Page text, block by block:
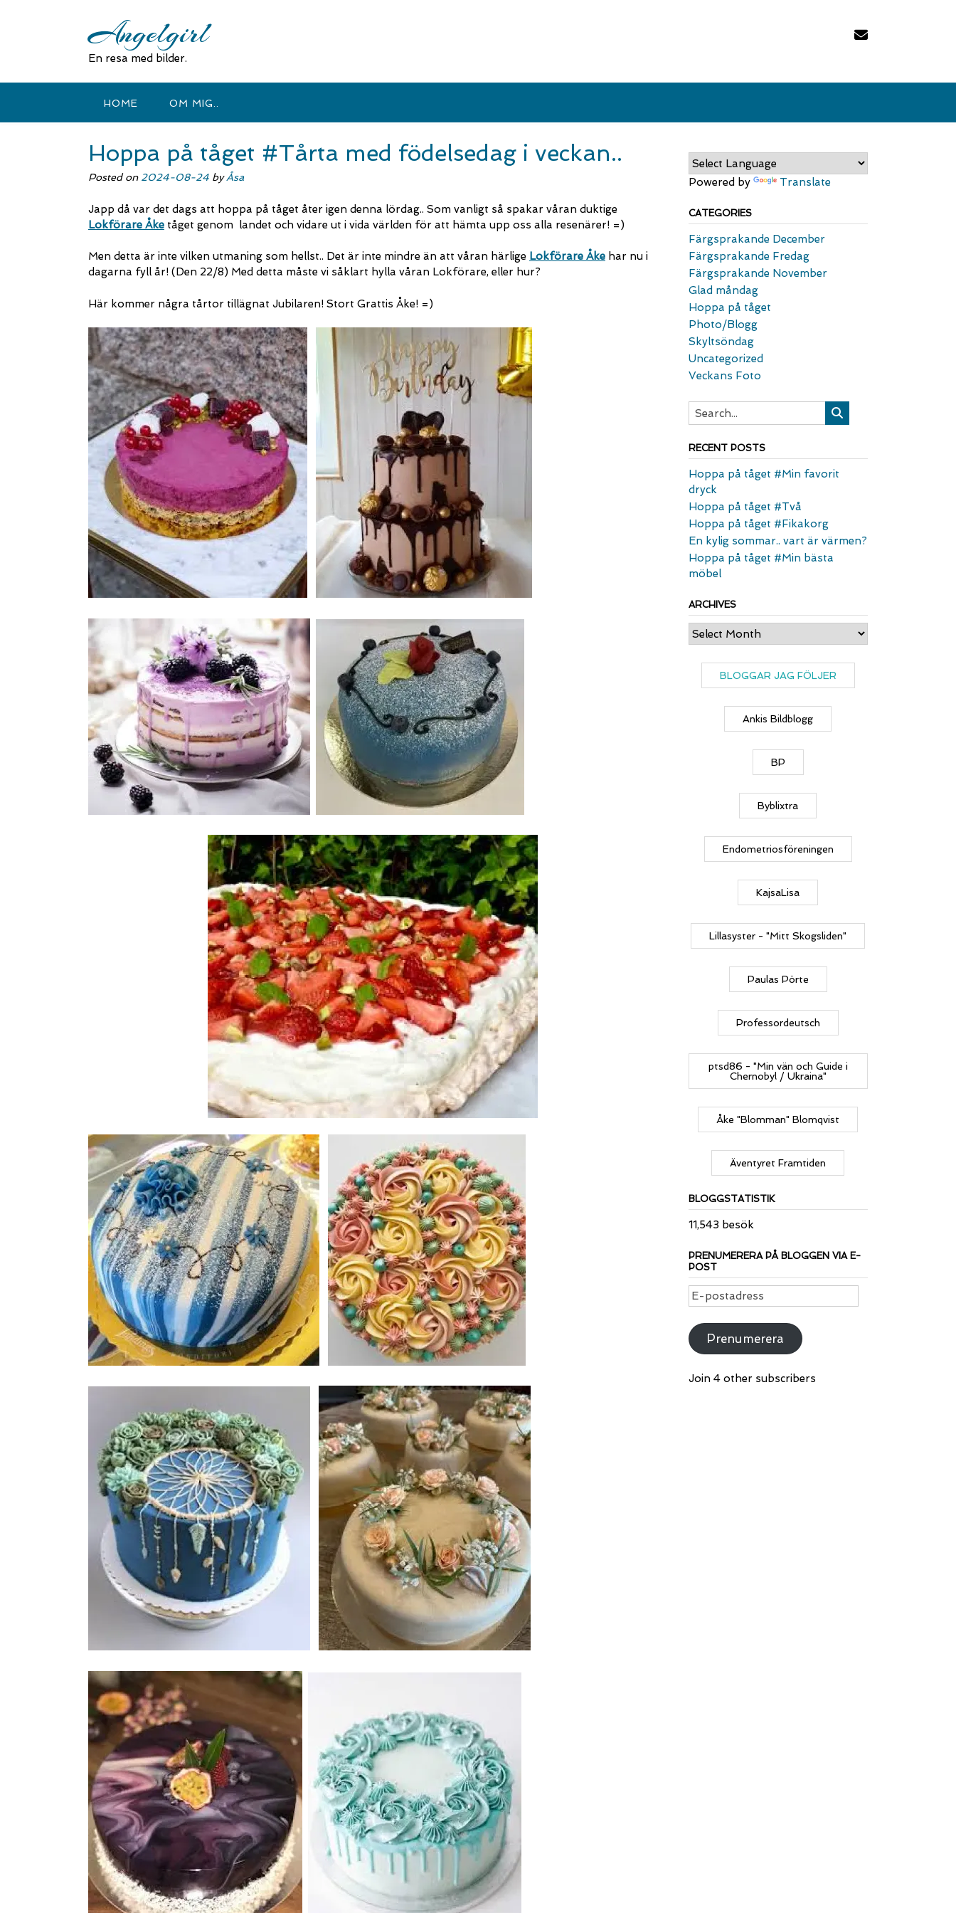
Angelgirl
En resa med bilder.
HOME OM MIG..
Hoppa på tåget #Tårta med födelsedag i veckan..
Posted on 2024-08-24 byÅsa
Japp då var det dags att hoppa på tåget åter igen denna lördag.. Som vanligt så spakar våran duktige
Lokförare Åke tåget genom landet och vidare ut i vida världen för att hämta upp oss alla resenärer! =)
Men detta är inte vilken utmaning som hellst.. Det är inte mindre än att våran härlige Lokförare Åke har nu i
dagarna fyll år! (Den 22/8) Med detta måste vi såklart hylla våran Lokförare, eller hur?
Här kommer några tårtor tillägnat Jubilaren! Stort Grattis Åke! =)
Powered by Translate
CATEGORIES
Färgsprakande December
Färgsprakande Fredag
Färgsprakande November
Glad måndag
Hoppa på tåget
Photo/Blogg
Skyltsöndag
Uncategorized
Veckans Foto
RECENT POSTS
Hoppa på tåget #Min favorit
dryck
Hoppa på tåget #Två
Hoppa på tåget #Fikakorg
En kylig sommar.. vart är värmen?
Hoppa på tåget #Min bästa
möbel
ARCHIVES
Archives
BLOGGAR JAG FÖLJER
Ankis Bildblogg
BP
Byblixtra
Endometriosföreningen
KajsaLisa
Lillasyster - "Mitt Skogsliden"
Paulas Pörte
Professordeutsch
ptsd86 - "Min vän och Guide i
Chernobyl / Ukraina"
Åke "Blomman" Blomqvist
Äventyret Framtiden
BLOGGSTATISTIK
11,543 besök
PRENUMERERA PÅ BLOGGEN VIA E-
POST
E-
postadress
Prenumerera
Join 4 other subscribers